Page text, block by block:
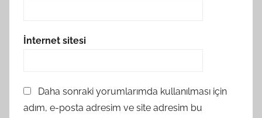
İnternet sitesi
Daha sonraki yorumlarımda kullanılması için
adım, e-posta adresim ve site adresim bu